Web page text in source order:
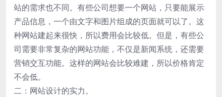
站的需求也不同。有些公司想要一个网站，只要能展示
产品信息，一个由文字和图片组成的页面就可以了。这
种网站建起来很快，所以费用会比较低。但是，有些公
司需要非常复杂的网站功能，不仅是新闻系统，还需要
营销交互功能。这样的网站会比较难建，所以价格肯定
不会低。
二：网站设计的实力。